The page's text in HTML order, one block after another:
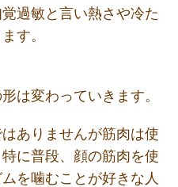
過敏と言い熱さや冷た
す。
は変わっていきます。
ありませんが筋肉は使
に普段、顔の筋肉を使
を噛むことが好きな人